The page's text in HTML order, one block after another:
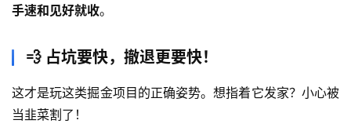
网
冒
手速和见好就收。
💨 占坑要快，撤退更要快！
这才是玩这类掘金项目的正确姿势。想指着它发家？小心被
当韭菜割了！